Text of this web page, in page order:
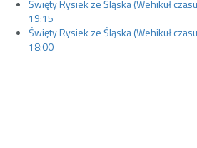
Święty Rysiek ze Śląska (Wehikuł
19:15
Święty Rysiek ze Śląska (Wehikuł
18:00